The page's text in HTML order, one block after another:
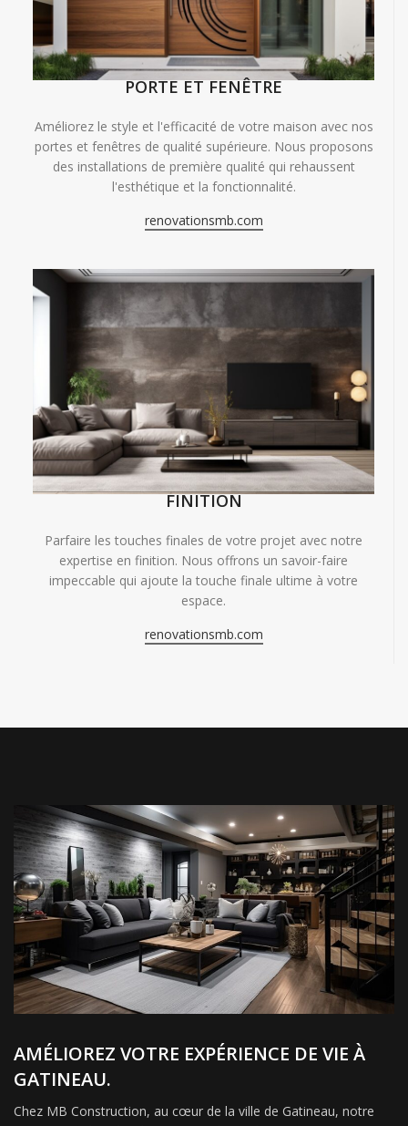
PORTE ET FENÊTRE
Améliorez le style et l'efficacité de votre maison avec nos
portes et fenêtres de qualité supérieure. Nous proposons
des installations de première qualité qui rehaussent
l'esthétique et la fonctionnalité.
renovationsmb.com
FINITION
Parfaire les touches finales de votre projet avec notre
expertise en finition. Nous offrons un savoir-faire
impeccable qui ajoute la touche finale ultime à votre
espace.
renovationsmb.com
AMÉLIOREZ VOTRE EXPÉRIENCE DE VIE À
GATINEAU.
Chez MB Construction, au cœur de la ville de Gatineau, notre